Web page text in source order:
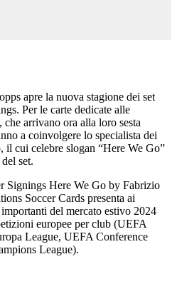
apre la nuova stagione dei set
Per le carte dedicate alle
arrivano ora alla loro sesta
a coinvolgere lo specialista dei
il cui celebre slogan “Here We Go”
set.
Signings Here We Go by Fabrizio
Soccer Cards presenta ai
del mercato estivo 2024
europee per club (UEFA
League, UEFA Conference
League).